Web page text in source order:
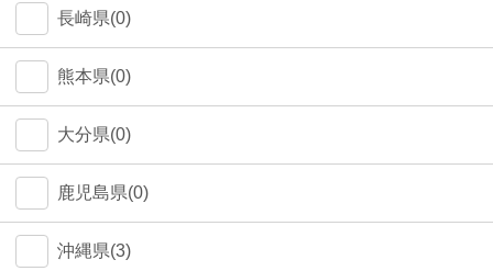
長崎県(0)
熊本県(0)
大分県(0)
鹿児島県(0)
沖縄県(3)